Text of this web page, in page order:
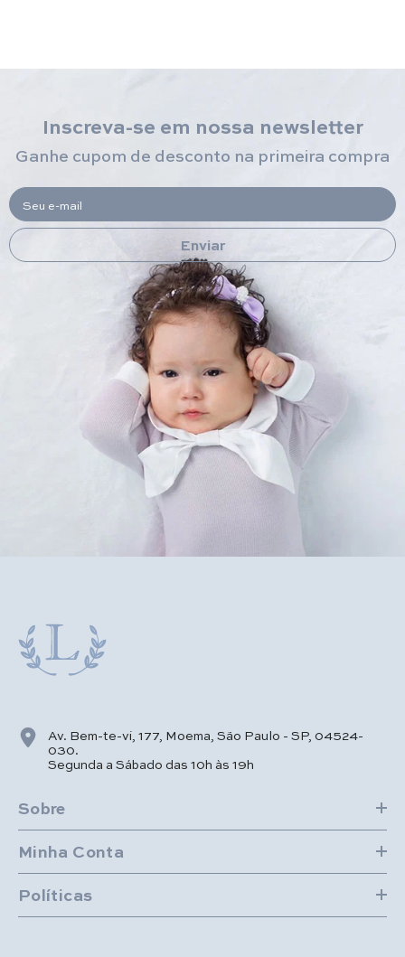
Inscreva-se em nossa newsletter
Ganhe cupom de desconto na primeira compra
Seu e-mail
Enviar
Av. Bem-te-vi, 177, Moema, São Paulo - SP, 04524-
030.
Segunda a Sábado das 10h às 19h
Sobre
Minha Conta
Políticas